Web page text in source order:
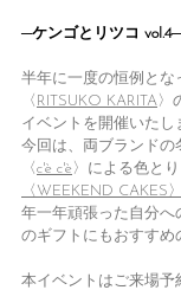
─ケンゴとリツコ vol.4─
半年に一度の恒例とな
〈 RITSUKO KARITA〉
イベントを開催いたし
今回は、両ブランドの
〈c'è c'è 〉による色と
〈WEEKEND CAKES〉
年一年頑張った自分へ
のギフトにもおすすめ
本イベントはご来場予